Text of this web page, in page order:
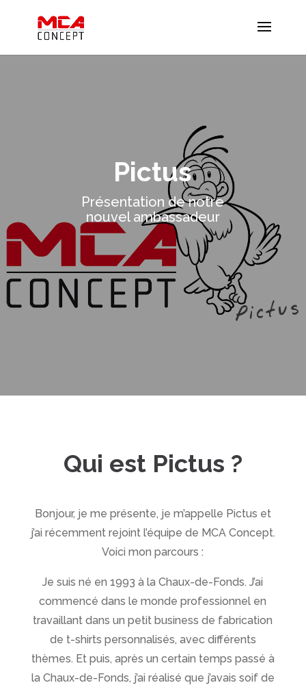
Pictus
Présentation de notre
nouvel ambassadeur
Qui est Pictus ?
Bonjour, je me présente, je m’appelle Pictus et
j’ai récemment rejoint l’équipe de MCA Concept.
Voici mon parcours :
Je suis né en 1993 à la Chaux-de-Fonds. J’ai
commencé dans le monde professionnel en
travaillant dans un petit business de fabrication
de t-shirts personnalisés, avec différents
thèmes. Et puis, après un certain temps passé à
la Chaux-de-Fonds, j’ai réalisé que j’avais soif de